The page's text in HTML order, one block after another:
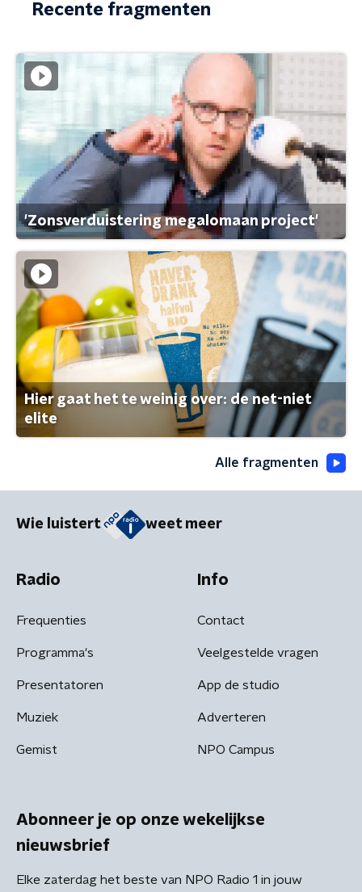
Recente fragmenten
'Zonsverduistering megalomaan project'
Hier gaat het te weinig over: de net-niet
elite
Alle fragmenten
Wie luistert weet meer
Radio
Frequenties
Programma's
Presentatoren
Muziek
Gemist
Info
Contact
Veelgestelde vragen
App de studio
Adverteren
NPO Campus
Abonneer je op onze wekelijkse
nieuwsbrief
Elke zaterdag het beste van NPO Radio 1 in jouw